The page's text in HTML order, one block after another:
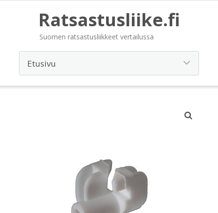
Ratsastusliike.fi
Suomen ratsastusliikkeet vertailussa